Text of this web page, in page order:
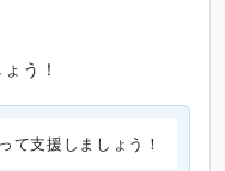
う！
て支援しましょう！